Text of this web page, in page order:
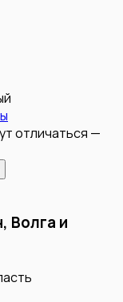
отличаться —
Волга и